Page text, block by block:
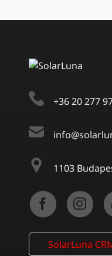
+36 20 277
1103
SolarLuna